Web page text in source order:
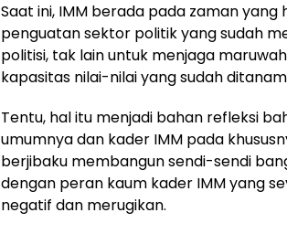
Saat ini, IMM berada pada zaman
penguatan sektor politik yang sudah
politisi, tak lain untuk menjaga
kapasitas nilai-nilai yang sudah
Tentu, hal itu menjadi bahan refleksi
umumnya dan kader IMM pada
berjibaku membangun sendi-sendi
dengan peran kaum kader IMM yang
negatif dan merugikan.